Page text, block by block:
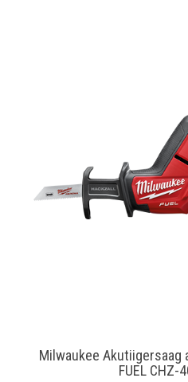
Milwaukee Akutiigersaag
FUEL CHZ-